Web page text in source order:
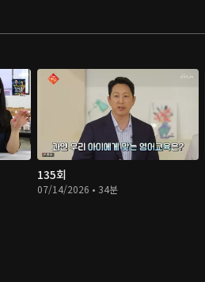
135회
07/14/2026 • 34분